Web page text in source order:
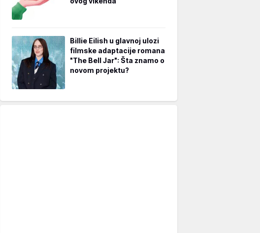
Billie Eilish u glavnoj ulozi
filmske adaptacije romana
"The Bell Jar": Šta znamo o
novom projektu?